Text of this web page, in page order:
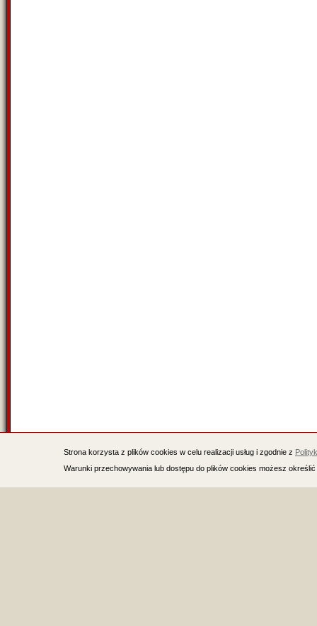
Strona korzysta z plików cookies w celu realizacji usług i zgodnie z
Warunki przechowywania lub dostępu do plików cookies możesz